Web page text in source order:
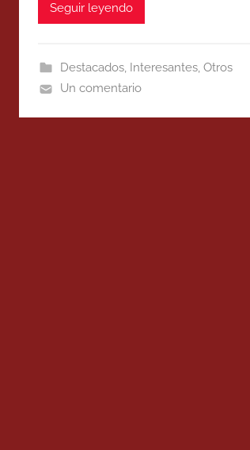
Seguir leyendo
Destacados, Interesantes, Otros
Un comentario